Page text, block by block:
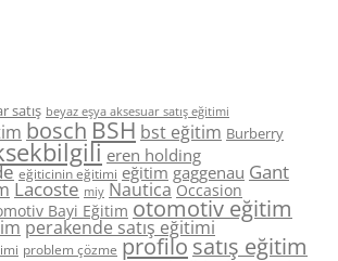
satış beyaz eşya aksesuar satış eğitimi
boschBSH bst eğitim Burberry
eren holding
eğiticinin eğitimi eğitim gaggenau Gant
Lacoste miy Nautica Occasion
Bayi Eğitim otomotiv eğitim
perakende satış eğitimi
problem çözme profilo satış eğitim